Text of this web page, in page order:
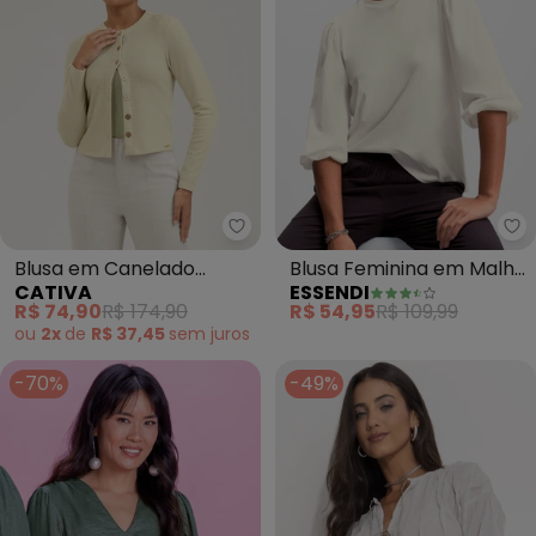
Cativa - Blusa
Blusa em Canelado
(Bege)
CATIVA
R$ 74,90R$ 174,90
ou 2x de R$ 37,45 sem juros
Blusa Feminina em Malha
Comfort (Natural)
ESSENDI
R$ 54,95R$ 109,99
-70% -49%